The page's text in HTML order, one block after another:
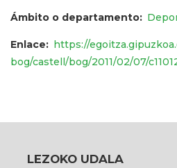
Ámbito o departamento
Enlace
https://
bog/castell/bog/2011/02/07/
LEZOKO UDALA